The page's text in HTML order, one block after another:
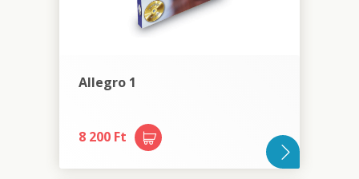
Allegro 1
8 200 Ft